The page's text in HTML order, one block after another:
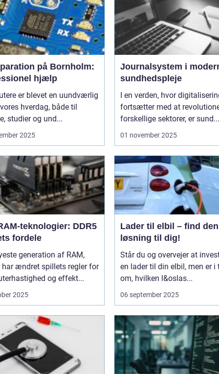
på Bornholm:
hjælp
er blevet en uundværlig
hverdag, både til
studier og und...
2025
Journalsystem i
sundhedspleje
I en verden, hvor
fortsætter med at
forskellige sektorer, er sund...
01 november 2025
teknologier: DDR5
fordele
generation af RAM,
har ændret spillets regler for
og effekt...
2025
Lader til elbil – find
løsning til dig!
Står du og overvejer at
en lader til din elbil, men er i
om, hvilken l&oslas...
06 september 2025